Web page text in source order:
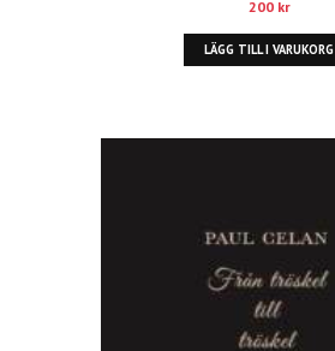
200 kr
LÄGG TILL I VARUKORG